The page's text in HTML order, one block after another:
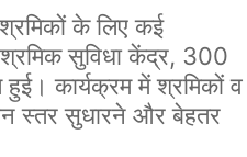
के लिए कई
श्रमिक सुविधा केंद्र, 300
कार्यक्रम में श्रमिकों व
स्तर सुधारने और बेहतर